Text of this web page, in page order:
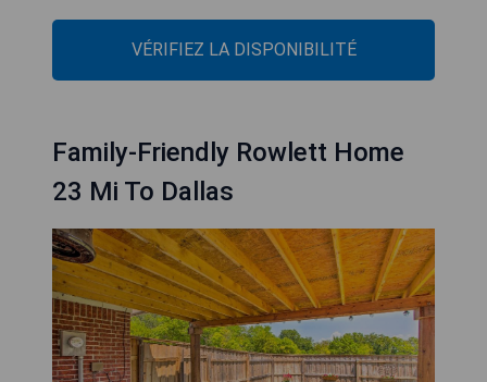
VÉRIFIEZ LA DISPONIBILITÉ
Family-Friendly Rowlett Home
23 Mi To Dallas